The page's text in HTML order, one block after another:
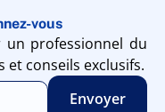
vous
un professionnel du
et conseils exclusifs.